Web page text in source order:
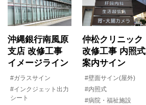
沖縄銀行南風原
支店 改修工事
イメージライン
#ガラスサイン
#インクジェット出力
シート
仲松クリニック
改修工事 内照式
案内サイン
#壁面サイン(屋外)
#内照式
#病院・福祉施設